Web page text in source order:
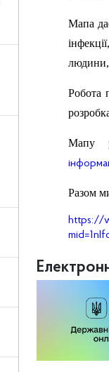
Мапа
людини,
Робота
Мапу
Разом
https://